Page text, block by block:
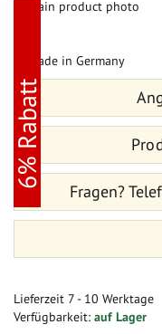
Lieferzeit 7 - 10 Werktage
Verfügbarkeit: auf Lager
6% Rabatt
Bildergalerie
springen
Bildergalerie
springen
Fragen?